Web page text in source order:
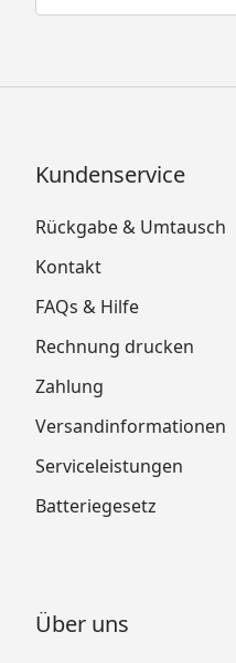
Kundenservice
Rückgabe & Umtausch
Kontakt
FAQs & Hilfe
Rechnung drucken
Zahlung
Versandinformationen
Serviceleistungen
Batteriegesetz
Über uns